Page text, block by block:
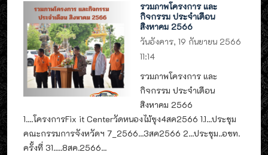
รวมภาพโครงการ และ
กิจกรรม ประจำเดือน
สิงหาคม 2566
วันอังคาร, 19 กันยายน 2566
11:14
รวมภาพโครงการ และ
กิจกรรม ประจำเดือน
สิงหาคม 2566
1....โครงการFix it Centerวัดหนองไม้ซุง4สค2566 1.1...ประชุม
คณะกรรมการจังหวัดฯ 7_2566...3สค2566 2...ประชุม..อชท.
ครั้งที่ 31.....8สค.2566...